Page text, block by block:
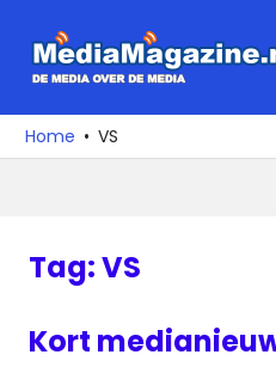
naar
media
over
Home VS
Tag:VS
Kort